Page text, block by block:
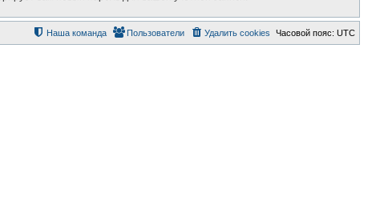
Часовой пояс: UTC
Удалить cookies
Пользователи
Наша команда